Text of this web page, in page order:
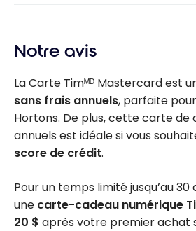
Notre avis
La Carte Timᴹᴰ Mastercard est
sans frais annuels, parfaite
Hortons. De plus, cette carte de
annuels est idéale si vous
score de crédit.
Pour un temps limité jusqu’au
une carte-cadeau numérique
20 $ après votre premier achat